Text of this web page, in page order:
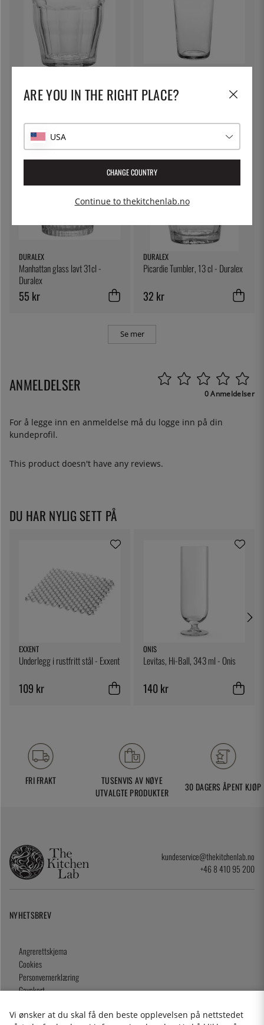
Picardie Tumbler, 31 cl - Duralex
44 kr
Unie Tumbler, drikkeglass -
Duralex - 28 cl
40 kr
DURALEX
Manhattan glass lavt 31cl -
Duralex
55 kr
DURALEX
Picardie Tumbler, 13 cl - Duralex
32 kr
Se mer
ANMELDELSER 0 Anmeldelser
For å legge inn en anmeldelse må du logge inn på din
kundeprofil.
This product doesn't have any reviews.
DU HAR NYLIG SETT PÅ
EXXENT
Underlegg i rustfritt stål - Exxent
109 kr
ONIS
Levitas, Hi-Ball, 343 ml - Onis
140 kr
FRI FRAKT
TUSENVIS AV NØYE
UTVALGTE PRODUKTER
30 DAGERS ÅPENT KJØP
kundeservice@thekitchenlab.no
+46 8 410 95 200
NYHETSBREV
Angrerettskjema
Cookies
Personvernerklæring
Gavekort
Vi ønsker at du skal få den beste opplevelsen på nettstedet
ARE YOU IN THE RIGHT PLACE?
USA
CHANGE COUNTRY
Continue to thekitchenlab.no